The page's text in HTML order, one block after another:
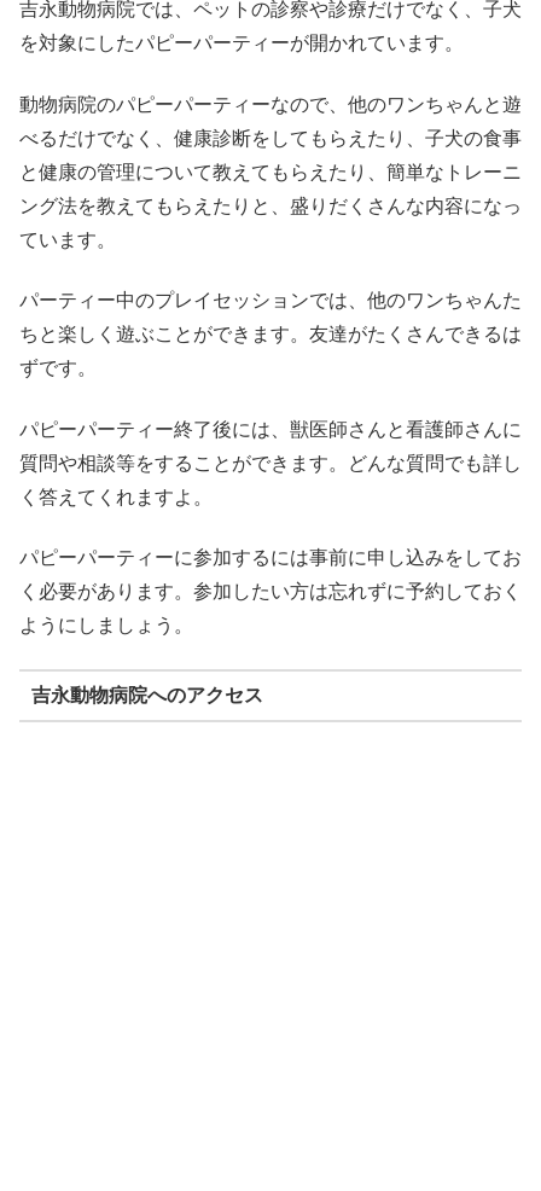
吉永動物病院では、ペットの診察や診療だけでなく、子犬
を対象にしたパピーパーティーが開かれています。
動物病院のパピーパーティーなので、他のワンちゃんと遊
べるだけでなく、健康診断をしてもらえたり、子犬の食事
と健康の管理について教えてもらえたり、簡単なトレーニ
ング法を教えてもらえたりと、盛りだくさんな内容になっ
ています。
パーティー中のプレイセッションでは、他のワンちゃんた
ちと楽しく遊ぶことができます。友達がたくさんできるは
ずです。
パピーパーティー終了後には、獣医師さんと看護師さんに
質問や相談等をすることができます。どんな質問でも詳し
く答えてくれますよ。
パピーパーティーに参加するには事前に申し込みをしてお
く必要があります。参加したい方は忘れずに予約しておく
ようにしましょう。
吉永動物病院へのアクセス